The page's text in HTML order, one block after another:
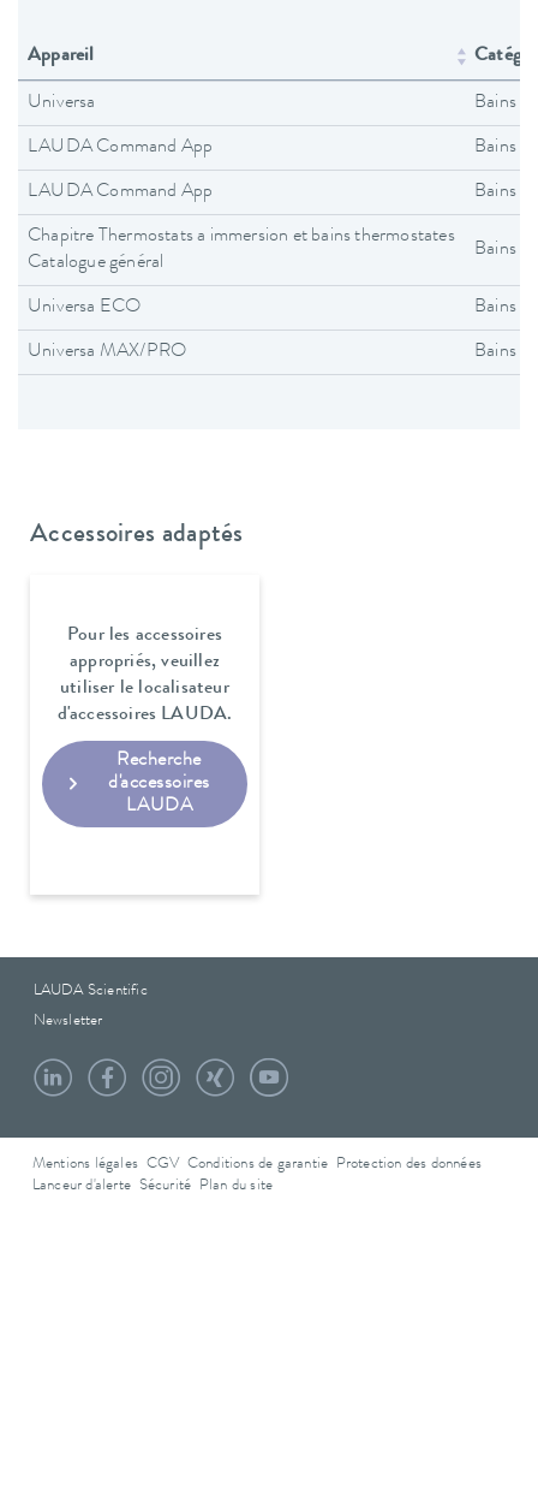
Appareil
Universa Bains
LAUDA Command App Bains
LAUDA Command App Bains
Chapitre Thermostats a immersion et bains thermostates
Catalogue général
Bains
Universa ECO Bains
Universa MAX/PRO Bains
Accessoires adaptés
Pour les accessoires
appropriés, veuillez
utiliser le localisateur
d'accessoires LAUDA.
Recherche
d'accessoires
LAUDA
LAUDA Scientific
Newsletter
Mentions légales CGV Conditions de garantie
Protection des données
Lanceur d'alerte Sécurité Plan du site